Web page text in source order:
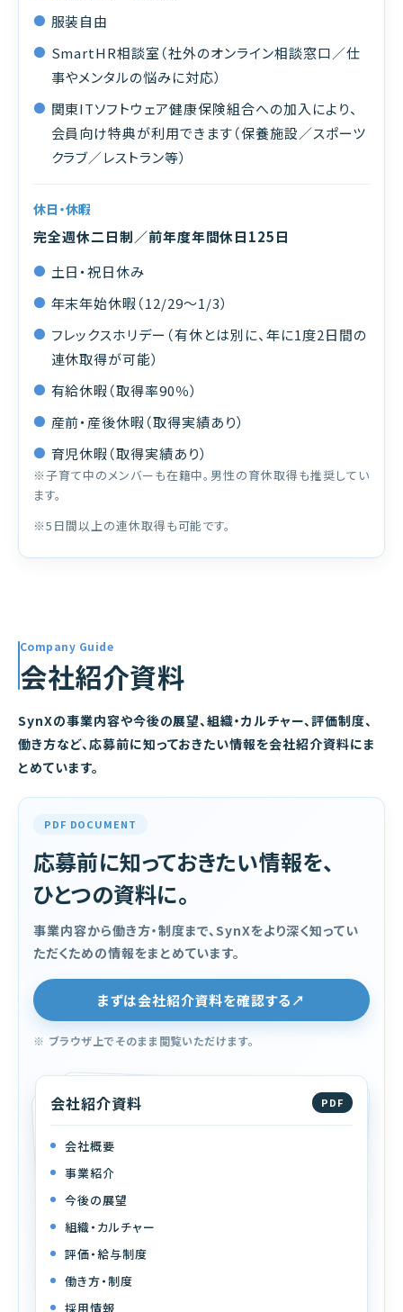
服装自由
SmartHR相談室（社外のオンライン相談窓口／仕
事やメンタルの悩みに対応）
関東ITソフトウェア健康保険組合への加入により、
会員向け特典が利用できます（保養施設／スポーツ
クラブ／レストラン等）
休日・休暇
完全週休二日制／前年度年間休日125日
土日・祝日休み
年末年始休暇（12/29〜1/3）
フレックスホリデー（有休とは別に、年に1度2日間の
連休取得が可能）
有給休暇（取得率90％）
産前・産後休暇（取得実績あり）
育児休暇（取得実績あり）
※子育て中のメンバーも在籍中。男性の育休取得も推奨してい
ます。
※5日間以上の連休取得も可能です。
Company Guide
会社紹介資料
SynXの事業内容や今後の展望、組織・カルチャー、評価制度、
働き方など、応募前に知っておきたい情報を会社紹介資料にま
とめています。
PDF DOCUMENT
応募前に知っておきたい情報を、
ひとつの資料に。
事業内容から働き方・制度まで、SynXをより深く知ってい
ただくための情報をまとめています。
まずは会社紹介資料を確認する↗
※ ブラウザ上でそのまま閲覧いただけます。
会社紹介資料 PDF
会社概要
事業紹介
今後の展望
組織・カルチャー
評価・給与制度
働き方・制度
採用情報